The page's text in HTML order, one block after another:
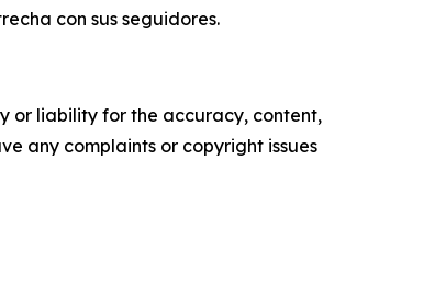
con sus seguidores.
or liability for the accuracy, content,
any complaints or copyright issues